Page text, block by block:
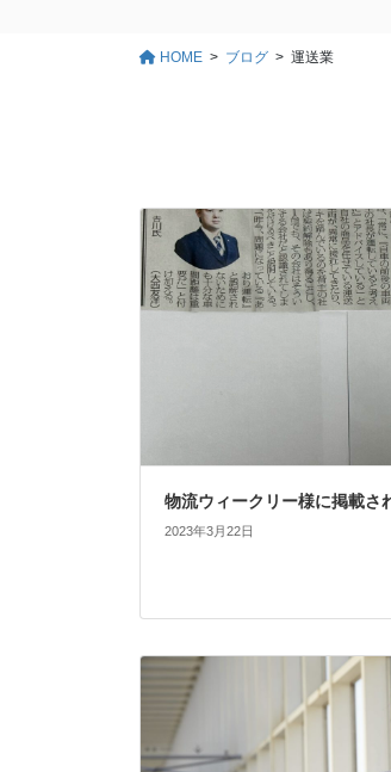
HOME ブログ 運送業
物流ウィークリー様に掲載さ
2023年3月22日